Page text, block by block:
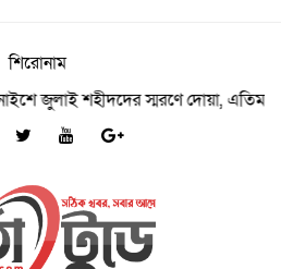
শিরোনাম
জুলাই শহীদদের স্মরণে দোয়া, এতিমদের